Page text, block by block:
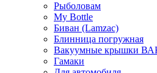
Рыболовам
My Bottle
Биван (Lamzac)
Блинница погружная
Вакуумные крышки
Гамаки